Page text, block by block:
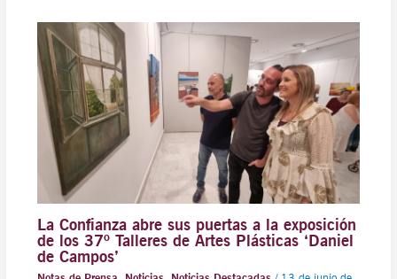
La Confianza abre sus puertas a la exposición
de los 37º Talleres de Artes Plásticas ‘Daniel
de Campos’